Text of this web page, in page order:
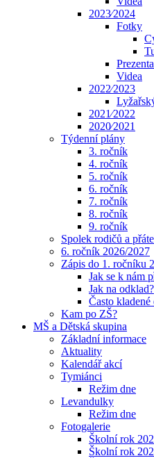
2023⁄2024
Fotky
Videa
2022⁄2023
2021⁄2022
2020⁄2021
Týdenní plány
3. ročník
4. ročník
5. ročník
6. ročník
7. ročník
8. ročník
9. ročník
Spolek rodičů a
6. ročník 2026/2027
Zápis do 1. ročníku
Jak se k nám
Jak na odklad?
Často kladené
Kam po ZŠ?
MŠ a Dětská skupina
Základní informace
Aktuality
Kalendář akcí
Tymiánci
Režim dne
Levandulky
Režim dne
Fotogalerie
Školní rok
Školní rok